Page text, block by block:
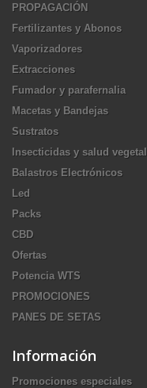
PROPAGACIÓN
Fertilizantes y Abonos
Vaporizadores
Extracciones
Fumador y parafernalia
Macetas y Bandejas
Sustratos
Insecticidas y salud vegetal
Balastros Electrónicos
Led
Packs
CBD
Ofertas
Potencia WTS
PROMOCIONES
PANES DE SETAS
Información
Promociones especiales